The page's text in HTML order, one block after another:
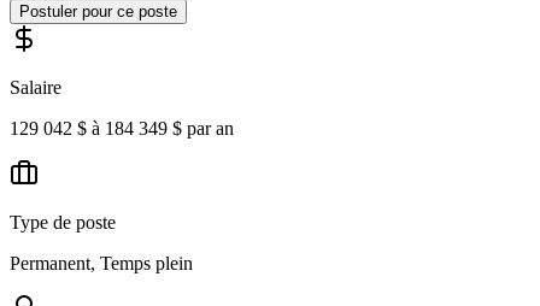
Postuler pour ce poste
Salaire
129 042 $ à 184 349 $ par an
Type de poste
Permanent, Temps plein